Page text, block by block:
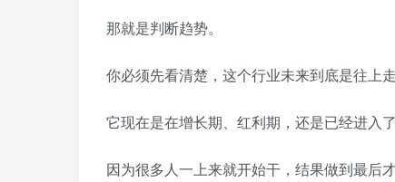
那就是判断趋势。
你必须先看清楚，这个行业未来到底是往上
它现在是在增长期、红利期，还是已经进入
因为很多人一上来就开始干，结果做到最后